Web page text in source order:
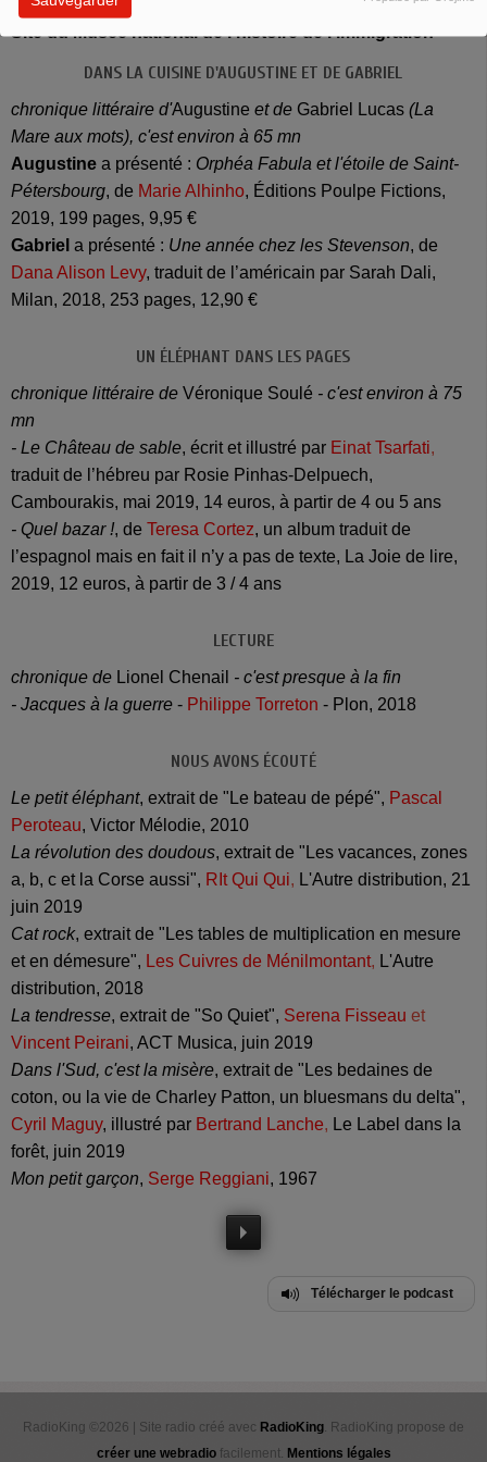
réalisé en décembre dernier.
Site du Musée national de l'histoire de l'immigration
DANS LA CUISINE D'AUGUSTINE ET DE GABRIEL
chronique littéraire d'Augustine et de Gabriel Lucas (La
Mare aux mots), c'est environ à 65 mn
Augustine a présenté : Orphéa Fabula et l'étoile de Saint-
Pétersbourg, de Marie Alhinho, Éditions Poulpe Fictions,
2019, 199 pages, 9,95 €
Gabriel a présenté : Une année chez les Stevenson, de
Dana Alison Levy, traduit de l’américain par Sarah Dali,
Milan, 2018, 253 pages, 12,90 €
UN ÉLÉPHANT DANS LES PAGES
chronique littéraire de Véronique Soulé - c'est environ à 75
mn
- Le Château de sable, écrit et illustré par Einat Tsarfati,
traduit de l’hébreu par Rosie Pinhas-Delpuech,
Cambourakis, mai 2019, 14 euros, à partir de 4 ou 5 ans
- Quel bazar !, de Teresa Cortez, un album traduit de
l’espagnol mais en fait il n’y a pas de texte, La Joie de lire,
2019, 12 euros, à partir de 3 / 4 ans
LECTURE
chronique de Lionel Chenail - c'est presque à la fin
- Jacques à la guerre - Philippe Torreton - Plon, 2018
NOUS AVONS ÉCOUTÉ
Le petit éléphant, extrait de "Le bateau de pépé", Pascal
Peroteau, Victor Mélodie, 2010
La révolution des doudous, extrait de "Les vacances, zones
a, b, c et la Corse aussi", RIt Qui Qui, L'Autre distribution, 21
juin 2019
Cat rock, extrait de "Les tables de multiplication en mesure
et en démesure", Les Cuivres de Ménilmontant, L'Autre
distribution, 2018
La tendresse, extrait de "So Quiet", Serena Fisseau et
Vincent Peirani, ACT Musica, juin 2019
Dans l'Sud, c'est la misère, extrait de "Les bedaines de
coton, ou la vie de Charley Patton, un bluesmans du delta",
Cyril Maguy, illustré par Bertrand Lanche, Le Label dans la
forêt, juin 2019
Mon petit garçon, Serge Reggiani, 1967
Télécharger le podcast
RadioKing ©2026 | Site radio créé avec RadioKing . RadioKing propose de
créer une webradiofacilement. Mentions légales